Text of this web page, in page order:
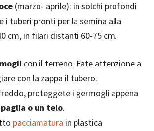
(marzo- aprile): in solchi profondi
i tuberi pronti per la semina alla
cm, in filari distanti 60-75 cm.
con il terreno. Fate attenzione a
con la zappa il tubero.
proteggete i germogli appena
paglia o un telo.
pacciamatura in plastica